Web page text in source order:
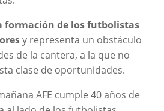
formación de los futbolistas
y representa un obstáculo
de la cantera, a la que no
clase de oportunidades.
AFE cumple 40 años de